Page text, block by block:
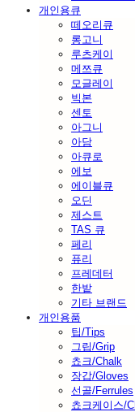
개인용큐
떼오리큐
롱고니
루츠케이
메쯔큐
모글레이
빅본
센토
아그니
아담
아큐로
에보
에이블큐
오딘
제스트
TAS 큐
페리
퓨리
프레데터
한밭
기타 브랜드
개인용품
팁/Tips
그립/Grip
쵸크/Chalk
장갑/Gloves
선골/Ferrules
쵸크케이스/